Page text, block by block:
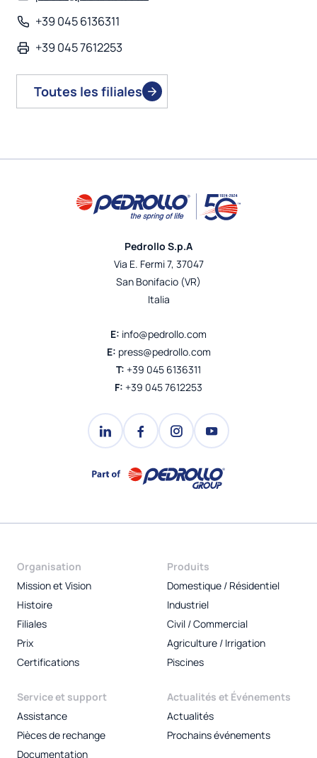
+39 045 6136311
+39 045 7612253
Toutes les filiales
Pedrollo S.p.A
Via E. Fermi 7, 37047
San Bonifacio (VR)
Italia
E: info@pedrollo.com
E: press@pedrollo.com
T: +39 045 6136311
F: +39 045 7612253
Organisation
Mission et Vision
Histoire
Filiales
Prix
Certifications
Produits
Domestique / Résidentiel
Industriel
Civil / Commercial
Agriculture / Irrigation
Piscines
Service et support
Assistance
Pièces de rechange
Documentation
Actualités et Événements
Actualités
Prochains événements